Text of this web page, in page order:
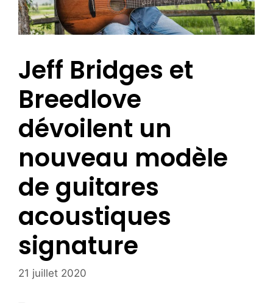
Jeff Bridges et
Breedlove
dévoilent un
nouveau modèle
de guitares
acoustiques
signature
21 juillet 2020